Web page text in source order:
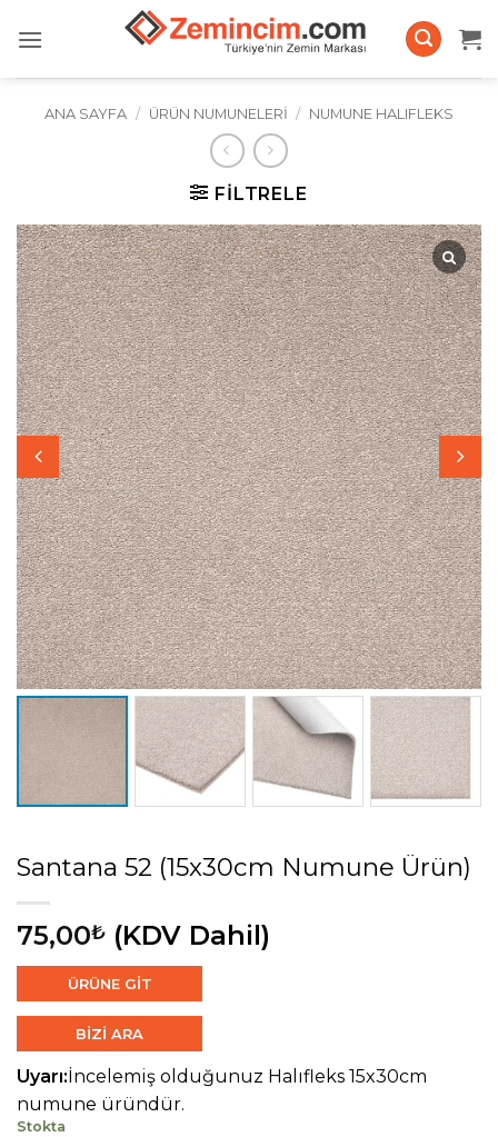
atla
ANA SAYFA / ÜRÜN NUMUNELERI / NUMUNE HALIFLEKS
FILTRELE
Santana 52 (15x30cm Numune Ürün)
75,00₺ (KDV Dahil)
ÜRÜNE GİT
BİZİ ARA
Uyarı:İncelemiş olduğunuz Halıfleks 15x30cm
numune üründür.
Stokta